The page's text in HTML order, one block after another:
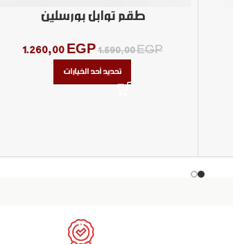
طقم توابل بورسلين
1.590,00EGP
1.260,00 EGP
تحديد أحد الخيارات